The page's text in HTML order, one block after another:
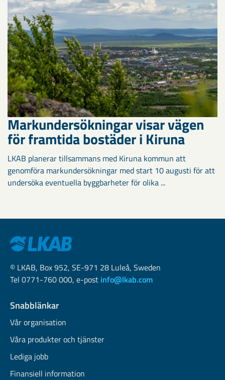
Markundersökningar visar vägen
för framtida bostäder i Kiruna
LKAB planerar tillsammans med Kiruna kommun att
genomföra markundersökningar med start 10 augusti för att
undersöka eventuella byggbarheter för olika ...
© LKAB, Box 952, SE-971 28 Luleå, Sweden
Tel 0771-760 000, e-post info@lkab.com
Snabblänkar
Vår organisation
Våra produkter och tjänster
Lediga jobb
Finansiell information